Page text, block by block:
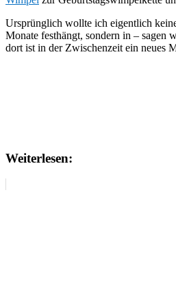
Ursprünglich wollte ich eigentlich
Monate festhängt, sondern in – sagen
dort ist in der Zwischenzeit ein neues
Weiterlesen: